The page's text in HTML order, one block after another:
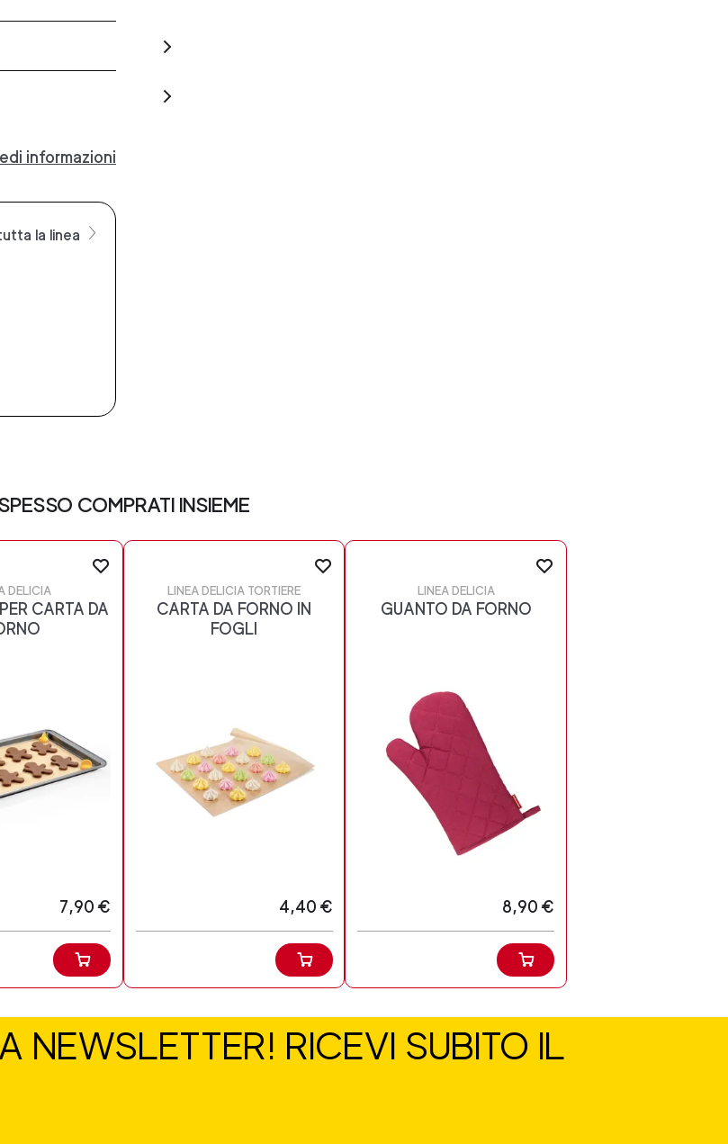
informazioni
la linea
COMPRATI INSIEME
DELICIA
CARTA DA
7,90 €
LINEA DELICIA TORTIERE
CARTA DA FORNO IN
FOGLI
4,40 €
LINEA DELICIA
GUANTO DA FORNO
8,90 €
NEWSLETTER! RICEVI SUBITO IL